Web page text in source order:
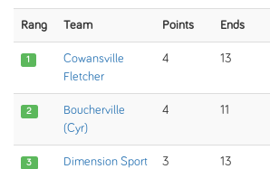
Rang Team Points Ends
1
Cowansville
Fletcher
4 13
2
Boucherville
(Cyr)
4 11
3 Dimension Sport 3 13